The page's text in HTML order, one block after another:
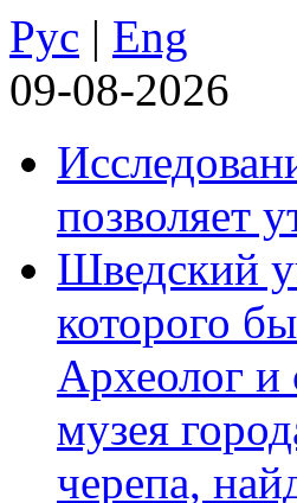
Рус | Eng
09-08-2026
позволяет
Шведский
которого
Археолог и
музея
черепа,